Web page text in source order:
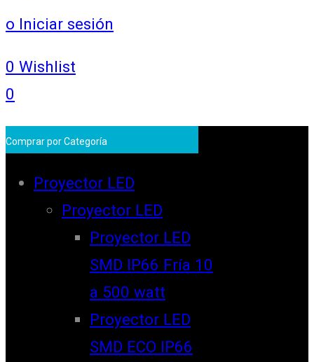
o Iniciar sesión
0 Wishlist
0
Comprar por Categoría
Proyector LED
Proyector LED
Proyector LED
SMD IP66 Fría 10
a 500 watt
Proyector LED
SMD ECO IP66